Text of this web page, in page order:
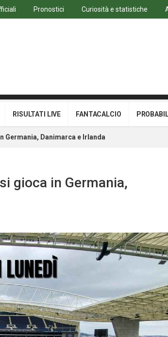
Pronostici Curiosità e statistiche
RISULTATI LIVE FANTACALCIO
Germania, Danimarca e Irlanda
gioca in Germania,